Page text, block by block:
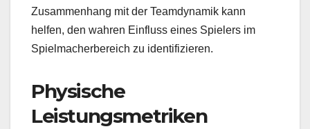
Zusammenhang mit der Teamdynamik kann
helfen, den wahren Einfluss eines Spielers im
Spielmacherbereich zu identifizieren.
Physische
Leistungsmetriken